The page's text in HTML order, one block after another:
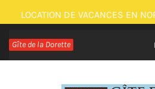
Passer
au
contenu
LOCATION DE VACANCES EN
Gîte de la Dorette